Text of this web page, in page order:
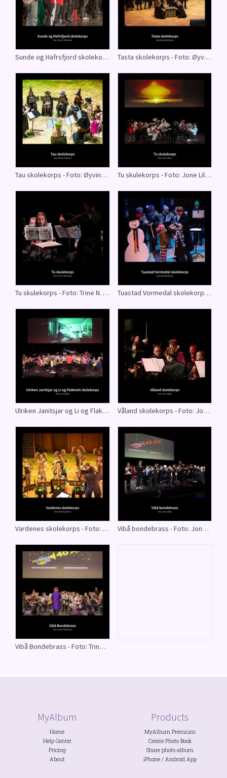
Sunde og Hafrsfjord skolekorps - Foto: Trine N. Wichmann Tasta skolekorps - Foto: Øyvind Andersen
Tau skolekorps - Foto: Øyvind Andersen Tu skulekorps - Foto: Jone Lilleby
Tu skulekorps - Foto: Trine N. Wichmann Tuastad Vormedal skolekorps - Foto: Nicholaj Nielsen
Ulriken Janitsjar og Li og Flaktveit skolekorps - Foto: Jone Lilleby Våland skolekorps - Foto: Jone Lilleby
Vardenes skolekorps - Foto: Nicholaj Nielsen Vibå bondebrass - Foto: Jone Lilleby
Vibå Bondebrass - Foto: Trine N. Wichmann
MyAlbum
Home
Help Center
Pricing
About
Products
MyAlbum Premium
Create Photo Book
Share photo album
iPhone/ AndroidApp